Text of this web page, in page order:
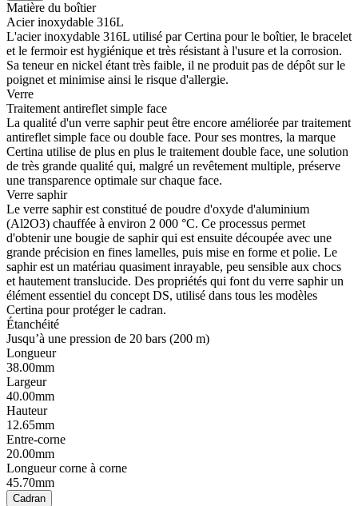
Matière du boîtier
Acier inoxydable 316L
L'acier inoxydable 316L utilisé par Certina pour le boîtier, le bracelet
et le fermoir est hygiénique et très résistant à l'usure et la corrosion.
Sa teneur en nickel étant très faible, il ne produit pas de dépôt sur le
poignet et minimise ainsi le risque d'allergie.
Verre
Traitement antireflet simple face
La qualité d'un verre saphir peut être encore améliorée par traitement
antireflet simple face ou double face. Pour ses montres, la marque
Certina utilise de plus en plus le traitement double face, une solution
de très grande qualité qui, malgré un revêtement multiple, préserve
une transparence optimale sur chaque face.
Verre saphir
Le verre saphir est constitué de poudre d'oxyde d'aluminium
(Al2O3) chauffée à environ 2 000 °C. Ce processus permet
d'obtenir une bougie de saphir qui est ensuite découpée avec une
grande précision en fines lamelles, puis mise en forme et polie. Le
saphir est un matériau quasiment inrayable, peu sensible aux chocs
et hautement translucide. Des propriétés qui font du verre saphir un
élément essentiel du concept DS, utilisé dans tous les modèles
Certina pour protéger le cadran.
Étanchéité
Jusqu’à une pression de 20 bars (200 m)
Longueur
38.00mm
Largeur
40.00mm
Hauteur
12.65mm
Entre-corne
20.00mm
Longueur corne à corne
45.70mm
Cadran